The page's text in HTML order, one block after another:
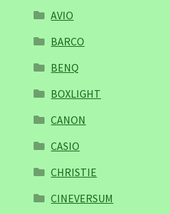
AVIO
BARCO
BENQ
BOXLIGHT
CANON
CASIO
CHRISTIE
CINEVERSUM